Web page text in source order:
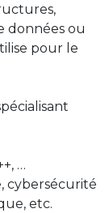
données ou
pour le
…
cybersécurité
etc.